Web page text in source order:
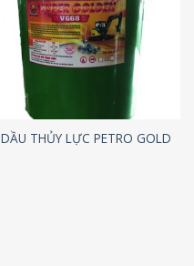
DẦU THỦY LỰC PETRO GOLD